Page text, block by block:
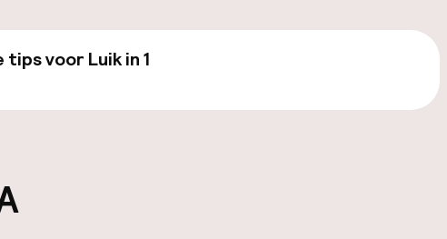
tips voor Luik in 1